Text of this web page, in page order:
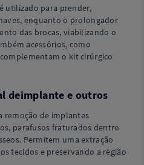
utilizado para prender,
enquanto o prolongador
das brocas, viabilizando o
acessórios, como
o kit cirúrgico
deimplante e outros
remoção de implantes
parafusos fraturados dentro
Permitem uma extração
tecidos e preservando a região